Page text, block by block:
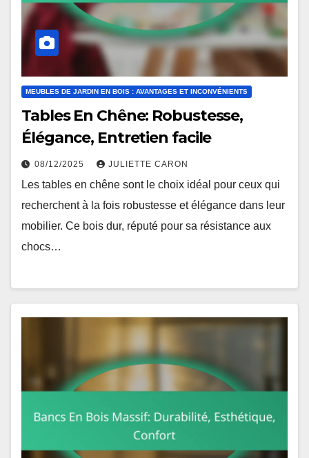
MEUBLES DE JARDIN EN BOIS : AVANTAGES ET INCONVÉNIENTS
Tables En Chêne: Robustesse,
Élégance, Entretien facile
08/12/2025 JULIETTE CARON
Les tables en chêne sont le choix idéal pour ceux qui
recherchent à la fois robustesse et élégance dans leur
mobilier. Ce bois dur, réputé pour sa résistance aux
chocs…